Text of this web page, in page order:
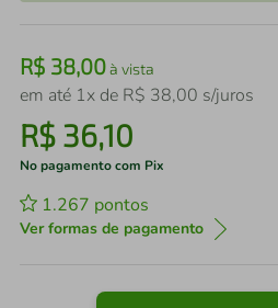
R$ 38,00à vista
em até 1x de R$ 38,00 s/juros
R$ 36,10
No pagamento com Pix
1.267 pontos
Ver formas de pagamento